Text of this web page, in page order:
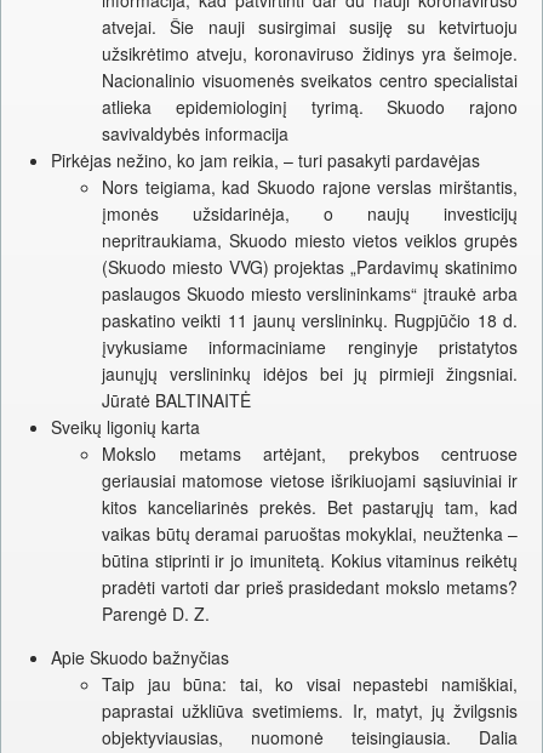
atvejai. Šie nauji susirgimai susiję su ketvirtuoju
užsikrėtimo atveju, koronaviruso židinys yra šeimoje.
Nacionalinio visuomenės sveikatos centro specialistai
atlieka epidemiologinį tyrimą. Skuodo rajono
savivaldybės informacija
Pirkėjas nežino, ko jam reikia, – turi pasakyti pardavėjas
Nors teigiama, kad Skuodo rajone verslas mirštantis,
įmonės užsidarinėja, o naujų investicijų
nepritraukiama, Skuodo miesto vietos veiklos grupės
(Skuodo miesto VVG) projektas „Pardavimų skatinimo
paslaugos Skuodo miesto verslininkams“ įtraukė arba
paskatino veikti 11 jaunų verslininkų. Rugpjūčio 18 d.
įvykusiame informaciniame renginyje pristatytos
jaunųjų verslininkų idėjos bei jų pirmieji žingsniai.
Jūratė BALTINAITĖ
Sveikų ligonių karta
Mokslo metams artėjant, prekybos centruose
geriausiai matomose vietose išrikiuojami sąsiuviniai ir
kitos kanceliarinės prekės. Bet pastarųjų tam, kad
vaikas būtų deramai paruoštas mokyklai, neužtenka –
būtina stiprinti ir jo imunitetą. Kokius vitaminus reikėtų
pradėti vartoti dar prieš prasidedant mokslo metams?
Parengė D. Z.
Apie Skuodo bažnyčias
Taip jau būna: tai, ko visai nepastebi namiškiai,
paprastai užkliūva svetimiems. Ir, matyt, jų žvilgsnis
objektyviausias, nuomonė teisingiausia. Dalia